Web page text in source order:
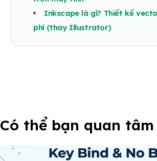
Inkscape là gì? Thiết kế
phí (thay Illustrator)
Có thể bạn quan tâm